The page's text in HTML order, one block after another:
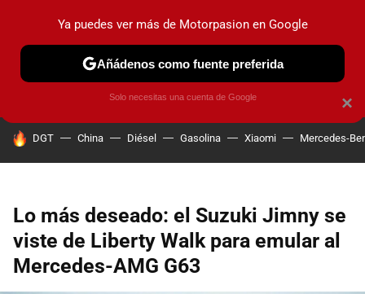
PRUEBAS COCHES ELÉCTRICOS OBSERVATORIO
HOY SE HABLA DE
DGT China Diésel Gasolina Xiaomi Mercedes-
Lo más deseado: el Suzuki Jimny se
viste de Liberty Walk para emular al
Mercedes-AMG G63
×
Ya puedes ver más de Motorpasion en Google
Añádenos como fuente preferida
Solo necesitas una cuenta de Google